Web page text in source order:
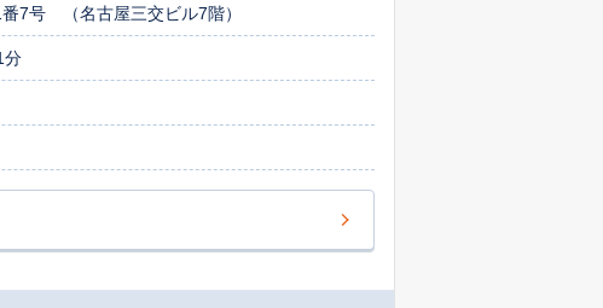
。 不動産のご売却、ご購入、不動産のご相続な
携の税理士、司法書士も紹介させていただきま
7号 （名古屋三交ビル7階）
分